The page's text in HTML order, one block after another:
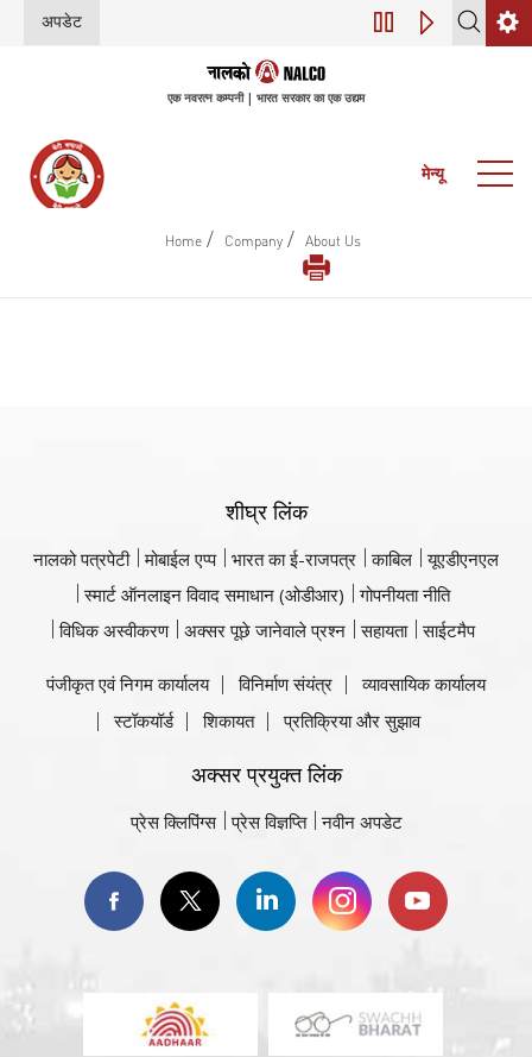
अपडेट डिजिटल परिवर्तन
एक नवरत्न कम्पनी | भारत सरकार का एक उद्यम
मेन्यू
Home / Company / About Us
शीघ्र लिंक
नालको पत्रपेटी मोबाईल एप्प भारत का ई-राजपत्र काबिल
यूएडीएनएल
स्मार्ट ऑनलाइन विवाद समाधान (ओडीआर)
गोपनीयता नीति
विधिक अस्वीकरण
अक्सर पूछे जानेवाले प्रश्न सहायता साईटमैप
पंजीकृत एवं निगम कार्यालय विनिर्माण संयंत्र
व्यावसायिक कार्यालय
स्टॉकयॉर्ड
शिकायत प्रतिक्रिया और सुझाव
अक्सर प्रयुक्त लिंक
प्रेस क्लिपिंग्स प्रेस विज्ञप्ति नवीन अपडेट